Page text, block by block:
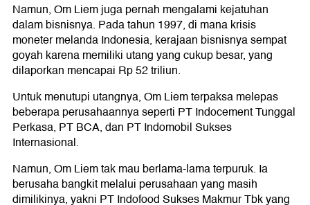
Namun, Om Liem juga pernah mengalami kejatuhan
dalam bisnisnya. Pada tahun 1997, di mana krisis
moneter melanda Indonesia, kerajaan bisnisnya sempat
goyah karena memiliki utang yang cukup besar, yang
dilaporkan mencapai Rp 52 triliun.
Untuk menutupi utangnya, Om Liem terpaksa melepas
beberapa perusahaannya seperti PT Indocement Tunggal
Perkasa, PT BCA, dan PT Indomobil Sukses
Internasional.
Namun, Om Liem tak mau berlama-lama terpuruk. Ia
berusaha bangkit melalui perusahaan yang masih
dimilikinya, yakni PT Indofood Sukses Makmur Tbk yang